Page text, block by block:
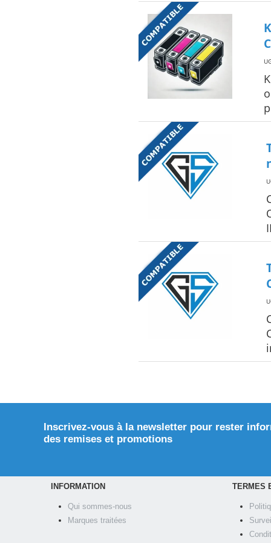
Inscrivez-vous à la newsletter pour rester
des remises et promotions
INFORMATION
Qui sommes-nous
Marques traitées
TERMES